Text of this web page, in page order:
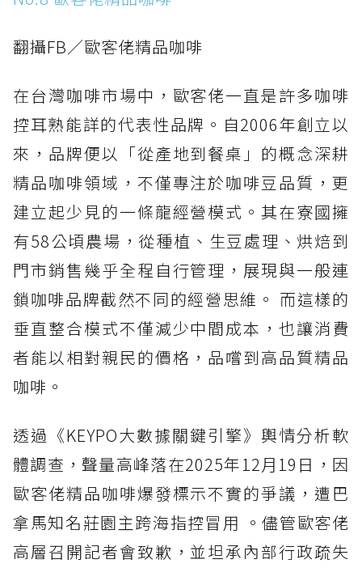
翻攝FB／歐客佬精品咖啡
在台灣咖啡市場中，歐客佬一直是許多咖啡
控耳熟能詳的代表性品牌。自2006年創立以
來，品牌便以「從產地到餐桌」的概念深耕
精品咖啡領域，不僅專注於咖啡豆品質，更
建立起少見的一條龍經營模式。其在寮國擁
有58公頃農場，從種植、生豆處理、烘焙到
門市銷售幾乎全程自行管理，展現與一般連
鎖咖啡品牌截然不同的經營思維。 而這樣的
垂直整合模式不僅減少中間成本，也讓消費
者能以相對親民的價格，品嚐到高品質精品
咖啡。
透過《KEYPO大數據關鍵引擎》輿情分析軟
體調查，聲量高峰落在2025年12月19日，因
歐客佬精品咖啡爆發標示不實的爭議，遭巴
拿馬知名莊園主跨海指控冒用 。儘管歐客佬
高層召開記者會致歉，並坦承內部行政疏失